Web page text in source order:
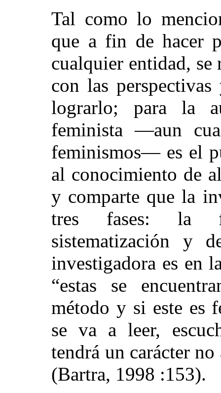
Tal como lo
que a fin de hacer
cualquier entidad, se
con las perspectivas
lograrlo; para la
feminista —aun
feminismos— es el
al conocimiento de
y comparte que la
tres fases: la
sistematización y
investigadora es en
“estas se
método y si este es
se va a leer,
tendrá un carácter
(Bartra, 1998 :153).